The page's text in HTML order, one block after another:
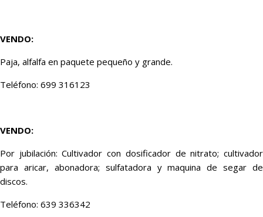
VENDO:
Paja, alfalfa en paquete pequeño y grande.
Teléfono: 699 316123
VENDO:
Por jubilación: Cultivador con dosificador de nitrato; cultivador
para aricar, abonadora; sulfatadora y maquina de segar de
discos.
Teléfono: 639 336342